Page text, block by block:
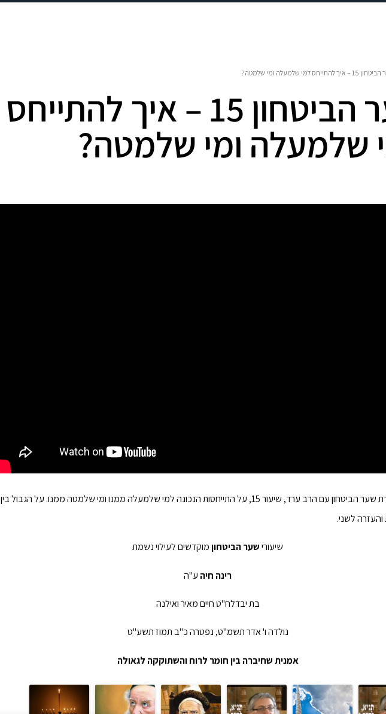
– איך להתייחס למי שלמעלה ומי שלמטה?
שער הביטחון 15 – איך להתייחס
שלמעלה ומי שלמטה?
המשך סידרת שער הביטחון עם הרב ערד, שיעור 15, על התייחסות הנכונה למי שלמעלה ממנו ומי שלמטה ממנו. על הגבול בין
לשני.
שיעורישער הביטחוןמוקדשים לעילוי נשמת
רינה חיה ע"ה
בת יבדלח"ט חיים מאיר ואילנה
נולדה ו' אדר תשמ"ט, נפטרה כ"ב תמוז תשע"ט
אמנית שחיברה בין חומר לרוח והשתוקקה לגאולה